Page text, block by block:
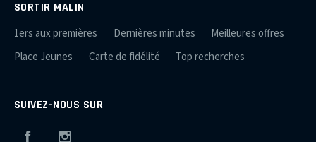
SORTIR MALIN
1ers aux premières Dernières minutes
Meilleures offres
Place Jeunes
Carte de fidélité Top recherches
SUIVEZ-NOUS SUR
Facebook